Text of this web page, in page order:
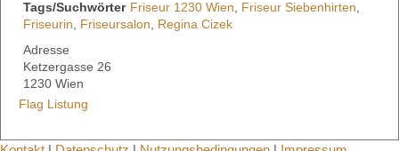
Tags/Suchwörter Friseur 1230 Wien, Friseur Siebenhirten,
Friseurin, Friseursalon, Regina Cizek
Adresse
Ketzergasse 26
1230 Wien
Flag Listung